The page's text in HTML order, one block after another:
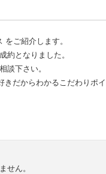
ご紹介します。
約となりました。
談下さい。
だからわかるこだわりポ
せん。